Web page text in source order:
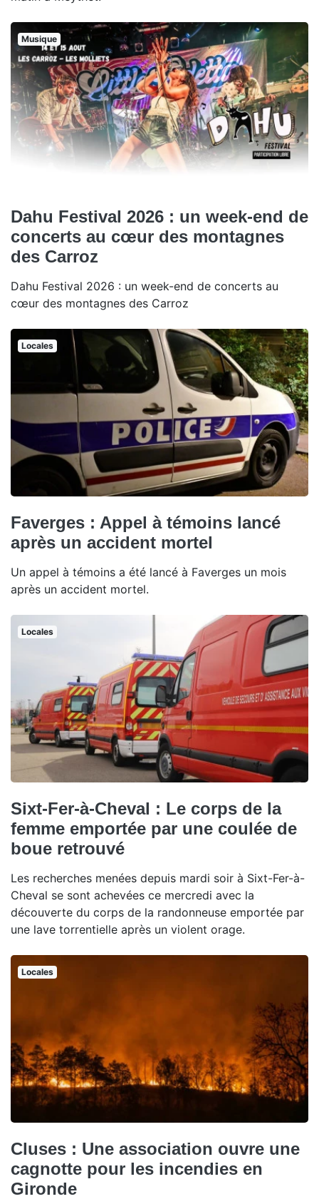
Musique
Dahu Festival 2026 : un week-end de
concerts au cœur des montagnes
des Carroz
Dahu Festival 2026 : un week-end de concerts au
cœur des montagnes des Carroz
Locales
Faverges : Appel à témoins lancé
après un accident mortel
Un appel à témoins a été lancé à Faverges un mois
après un accident mortel.
Locales
Sixt-Fer-à-Cheval : Le corps de la
femme emportée par une coulée de
boue retrouvé
Les recherches menées depuis mardi soir à Sixt-Fer-à-
Cheval se sont achevées ce mercredi avec la
découverte du corps de la randonneuse emportée par
une lave torrentielle après un violent orage.
Locales
Cluses : Une association ouvre une
cagnotte pour les incendies en
Gironde